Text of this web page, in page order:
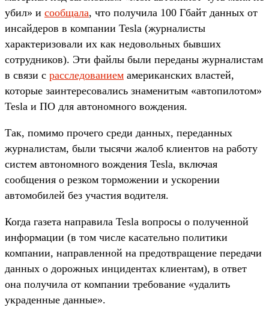
убил» и сообщала, что получила 100 Гбайт данных от
инсайдеров в компании Tesla (журналисты
характеризовали их как недовольных бывших
сотрудников). Эти файлы были переданы журналистам
в связи с расследованием американских властей,
которые заинтересовались знаменитым «автопилотом»
Tesla и ПО для автономного вождения.
Так, помимо прочего среди данных, переданных
журналистам, были тысячи жалоб клиентов на работу
систем автономного вождения Tesla, включая
сообщения о резком торможении и ускорении
автомобилей без участия водителя.
Когда газета направила Tesla вопросы о полученной
информации (в том числе касательно политики
компании, направленной на предотвращение передачи
данных о дорожных инцидентах клиентам), в ответ
она получила от компании требование «удалить
украденные данные».